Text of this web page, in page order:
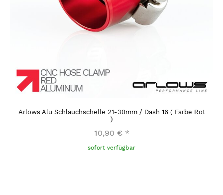
Arlows Alu Schlauchschelle 21-30mm / Dash 16 ( Farbe Rot
)
10,90 € *
sofort verfügbar